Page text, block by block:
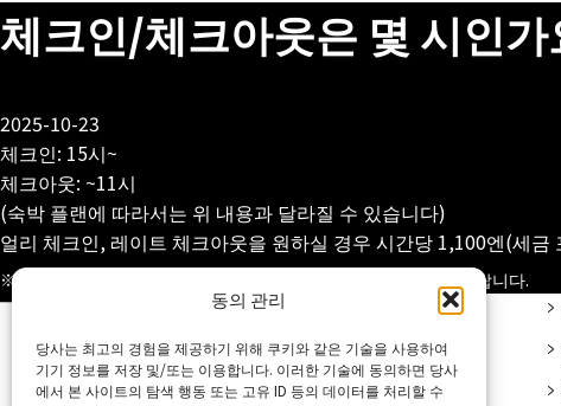
동의 관리
당사는 최고의 경험을 제공하기 위해 쿠키와 같은 기술을 사용하여
기기 정보를 저장 및/또는 이용합니다. 이러한 기술에 동의하면 당사
에서 본 사이트의 탐색 행동 또는 고유 ID 등의 데이터를 처리할 수
체크인/체크아웃은 몇 시인가
2025-10-23
체크인: 15시~
체크아웃: ~11시
(숙박 플랜에 따라서는 위 내용과 달라질 수 있습니다)
얼리 체크인, 레이트 체크아웃을 원하실 경우 시간당 1,100엔(세금
당일 운영 상황에 따라 이용이 제한될 수 있습니다. 미리 양해 바랍니다.